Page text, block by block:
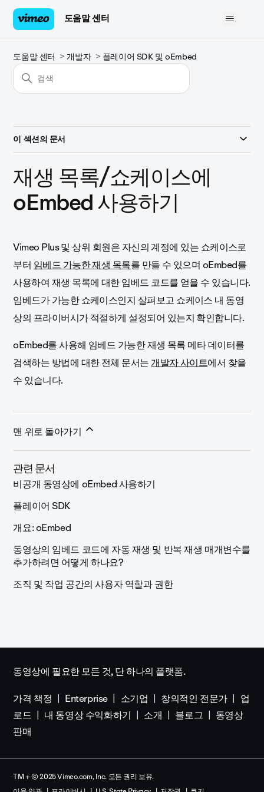
도움말 센터
도움말 센터 개발자 플레이어 SDK 및 oEmbed
이 섹션의 문서
재생 목록/쇼케이스에
oEmbed 사용하기
Vimeo Plus 및 상위 회원은 자신의 계정에 있는 쇼케이스로
부터임베드 가능한 재생 목록를 만들 수 있으며 oEmbed를
사용하여 재생 목록에 대한 임베드 코드를 얻을 수 있습니다.
임베드가 가능한 쇼케이스인지 살펴보고 쇼케이스 내 동영
상의 프라이버시가 적절하게 설정되어 있는지 확인합니다.
oEmbed를 사용해 임베드 가능한 재생 목록 메타 데이터를
검색하는 방법에 대한 전체 문서는개발자 사이트에서 찾을
수 있습니다.
맨 위로 돌아가기
관련 문서
비공개 동영상에 oEmbed 사용하기
플레이어 SDK
개요: oEmbed
동영상의 임베드 코드에 자동 재생 및 반복 재생 매개변수를
추가하려면 어떻게 하나요?
조직 및 작업 공간의 사용자 역할과 권한
동영상에 필요한 모든 것, 단 하나의 플랫폼.
가격 책정
Enterprise 소기업 창의적인 전문가
업
로드
내 동영상 수익화하기 소개 블로그
동영상
판매
TM + © 2025 Vimeo.com, Inc. 모든 권리 보유.